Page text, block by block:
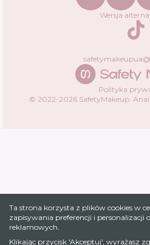
Ta strona korzysta z plików cookies w
zapisywania preferencji i personalizacji
reklamowych.
Klikając przycisk 'Akceptuj', wyrażasz
Polityka
© 2022-2026SafetyMakeup.
Wersja